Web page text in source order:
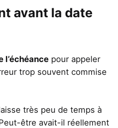
avant la date
l’échéance pour appeler
trop souvent commise
très peu de temps à
être avait-il réellement